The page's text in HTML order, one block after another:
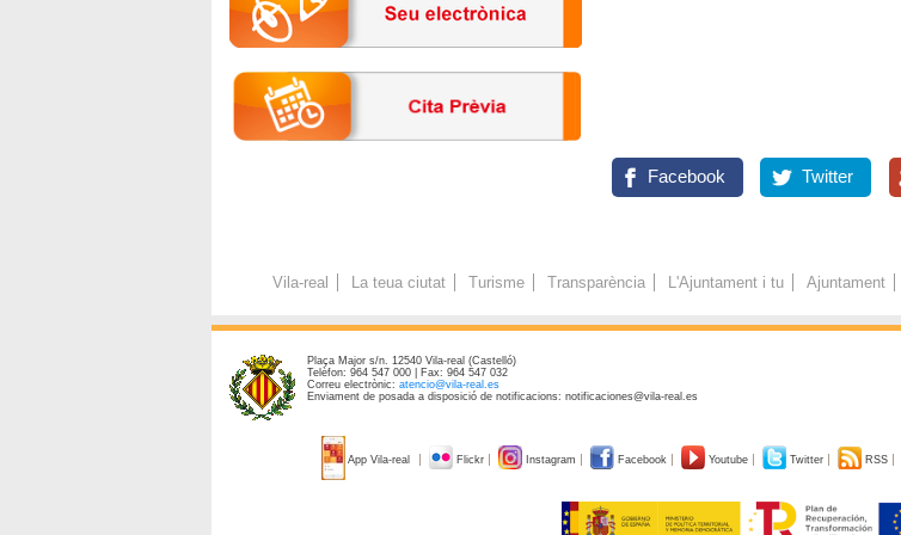
Facebook Twitter
Vila-real La teua ciutat Turisme Transparència L'Ajuntament i tu Ajuntament
Plaça Major s/n. 12540 Vila-real (Castelló)
Telèfon: 964 547 000 | Fax: 964 547 032
Correu electrònic: atencio@vila-real.es
Enviament de posada a disposició de notificacions: notificaciones@vila-real.es
App Vila-real Flickr Instagram Facebook Youtube Twitter RSS